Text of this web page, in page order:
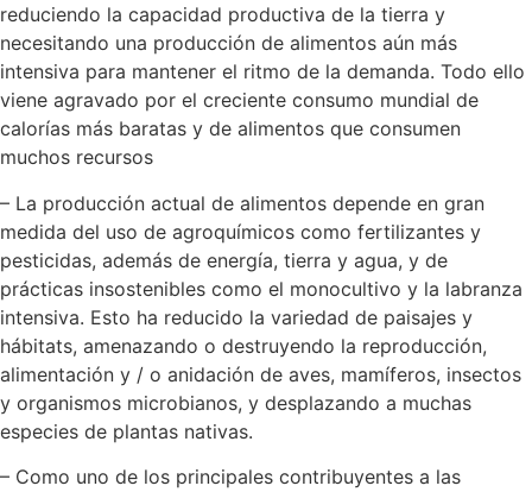
reduciendo la capacidad productiva de la tierra y
necesitando una producción de alimentos aún más
intensiva para mantener el ritmo de la demanda. Todo ello
viene agravado por el creciente consumo mundial de
calorías más baratas y de alimentos que consumen
muchos recursos
– La producción actual de alimentos depende en gran
medida del uso de agroquímicos como fertilizantes y
pesticidas, además de energía, tierra y agua, y de
prácticas insostenibles como el monocultivo y la labranza
intensiva. Esto ha reducido la variedad de paisajes y
hábitats, amenazando o destruyendo la reproducción,
alimentación y / o anidación de aves, mamíferos, insectos
y organismos microbianos, y desplazando a muchas
especies de plantas nativas.
– Como uno de los principales contribuyentes a las